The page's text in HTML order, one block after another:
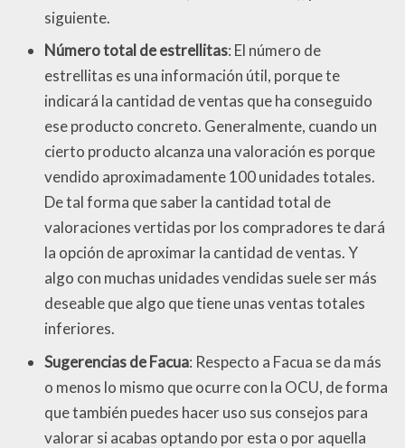
siguiente.
Número total de estrellitas: El número de
estrellitas es una información útil, porque te
indicará la cantidad de ventas que ha conseguido
ese producto concreto. Generalmente, cuando un
cierto producto alcanza una valoración es porque
vendido aproximadamente 100 unidades totales.
De tal forma que saber la cantidad total de
valoraciones vertidas por los compradores te dará
la opción de aproximar la cantidad de ventas. Y
algo con muchas unidades vendidas suele ser más
deseable que algo que tiene unas ventas totales
inferiores.
Sugerencias de Facua: Respecto a Facua se da más
o menos lo mismo que ocurre con la OCU, de forma
que también puedes hacer uso sus consejos para
valorar si acabas optando por esta o por aquella